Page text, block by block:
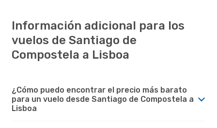
Información adicional para los
vuelos de Santiago de
Compostela a Lisboa
¿Cómo puedo encontrar el precio más barato
para un vuelo desde Santiago de Compostela a
Lisboa